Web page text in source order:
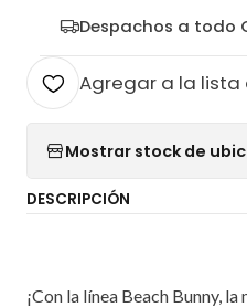
Despachos a todo
Agregar a la
Mostrar stock de
DESCRIPCIÓN
¡Con la línea Beach Bunny,